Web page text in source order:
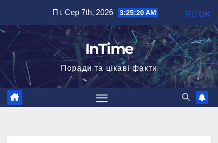
вмісту
Пт. Сер 7th, 2026 3:25:21 AM
InTime
Поради та цікаві факти
RU UK